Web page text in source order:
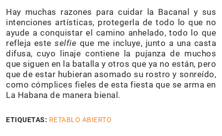
Hay muchas razones para cuidar la Bacanal y sus
intenciones artísticas, protegerla de todo lo que no
ayude a conquistar el camino anhelado, todo lo que
refleja esteselfie que me incluye, junto a una casta
difusa, cuyo linaje contiene la pujanza de muchos
que siguen en la batalla y otros que ya no están, pero
que de estar hubieran asomado su rostro y sonreído,
como cómplices fieles de esta fiesta que se arma en
La Habana de manera bienal.
ETIQUETAS: RETABLO ABIERTO